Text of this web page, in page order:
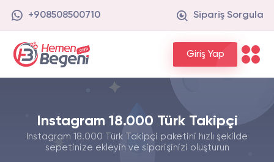
+908508500710 Sipariş Sorgula
Giriş Yap
Instagram 18.000 Türk Takipçi
Instagram 18.000 Türk Takipçi paketini hızlı şekilde
sepetinize ekleyin ve siparişinizi oluşturun